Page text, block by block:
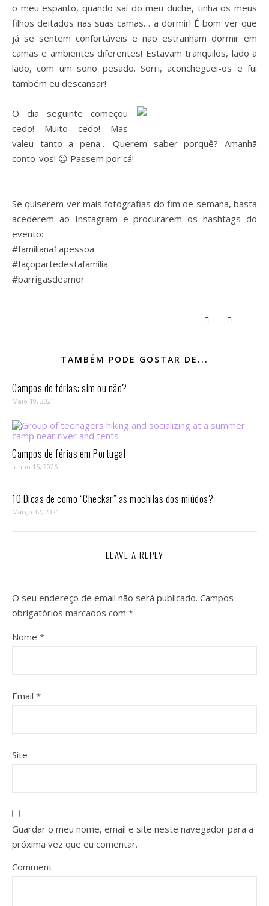
o meu espanto, quando saí do meu duche, tinha os meus
filhos deitados nas suas camas… a dormir! É bom ver que
já se sentem confortáveis e não estranham dormir em
camas e ambientes diferentes! Estavam tranquilos, lado a
lado, com um sono pesado. Sorri, aconcheguei-os e fui
também eu descansar!
O dia seguinte começou
cedo! Muito cedo! Mas
valeu tanto a pena… Querem saber porquê? Amanhã
conto-vos! 😉 Passem por cá!
Se quiserem ver mais fotografias do fim de semana, basta
acederem ao Instagram e procurarem os hashtags do
evento:
#familiana1apessoa
#façopartedestafamília
#barrigasdeamor
TAMBÉM PODE GOSTAR DE...
Campos de férias: sim ou não?
Maio 19, 2021
Campos de férias em Portugal
Junho 15, 2026
10 Dicas de como “Checkar” as mochilas dos miúdos?
Março 12, 2021
LEAVE A REPLY
O seu endereço de email não será publicado. Campos
obrigatórios marcados com *
Nome *
Email *
Site
Guardar o meu nome, email e site neste navegador para a
próxima vez que eu comentar.
Comment